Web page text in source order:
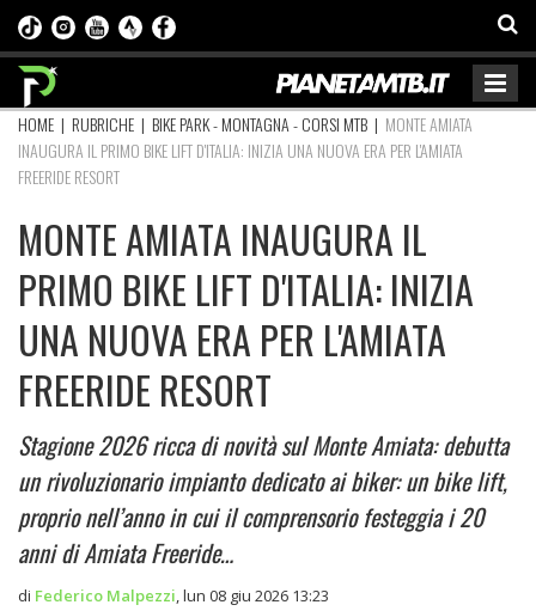
HOME | RUBRICHE | BIKE PARK - MONTAGNA - CORSI MTB | MONTE AMIATA
INAUGURA IL PRIMO BIKE LIFT D'ITALIA: INIZIA UNA NUOVA ERA PER L'AMIATA
FREERIDE RESORT
MONTE AMIATA INAUGURA IL
PRIMO BIKE LIFT D'ITALIA: INIZIA
UNA NUOVA ERA PER L'AMIATA
FREERIDE RESORT
Stagione 2026 ricca di novità sul Monte Amiata: debutta
un rivoluzionario impianto dedicato ai biker: un bike lift,
proprio nell’anno in cui il comprensorio festeggia i 20
anni di Amiata Freeride…
di Federico Malpezzi lun 08 giu 2026 13:23